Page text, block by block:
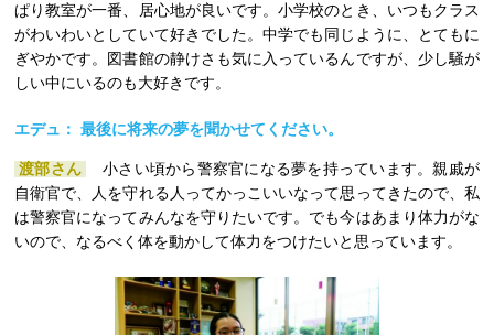
ぱり教室が一番、居心地が良いです。小学校のとき、いつもクラス
がわいわいとしていて好きでした。中学でも同じように、とてもに
ぎやかです。図書館の静けさも気に入っているんですが、少し騒が
しい中にいるのも大好きです。
エデュ： 最後に将来の夢を聞かせてください。
渡部さん
小さい頃から警察官になる夢を持っています。親戚が
自衛官で、人を守れる人ってかっこいいなって思ってきたので、私
は警察官になってみんなを守りたいです。でも今はあまり体力がな
いので、なるべく体を動かして体力をつけたいと思っています。